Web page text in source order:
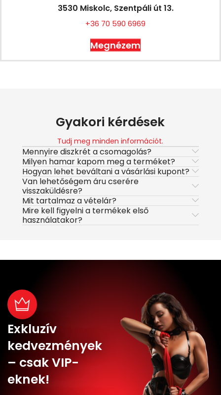
3530 Miskolc, Szentpáli út 13.
+36 70 590 6969
Megnézem
Gyakori kérdések
Tudj meg minden információt.
Mennyire diszkrét a csomagolás?
Milyen hamar kapom meg a terméket?
Hogyan lehet beváltani a vásárlási kupont?
Van lehetőségem áru cserére
visszaküldésre?
Mit tartalmaz a vételár?
Mire kell figyelni a termékek első
használatakor?
Exkluzív
kedvezmények
– csak VIP-
eknek!